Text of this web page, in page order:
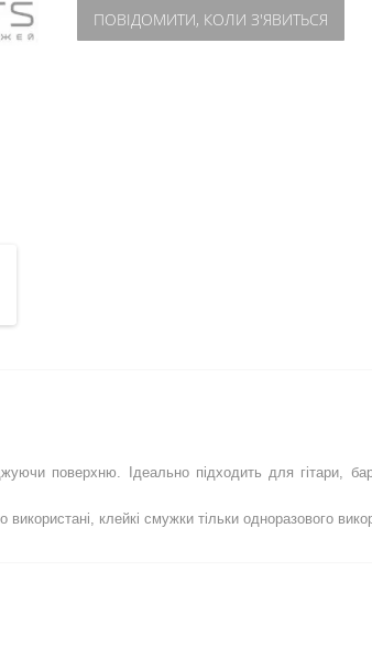
ПОВІДОМИТИ, КОЛИ З'ЯВИТЬСЯ
поверхню. Ідеально підходить для гітари,
клейкі смужки тільки одноразового